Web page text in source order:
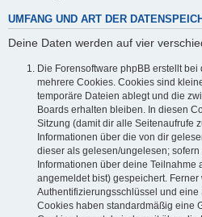
UMFANG UND ART DER
Deine Daten werden auf vier
Die Forensoftware phpBB erstellt
mehrere Cookies. Cookies sind
temporäre Dateien ablegt und die
Boards erhalten bleiben. In diesen
Sitzung (damit dir alle Seitenaufrufe
Informationen über die von dir
dieser als gelesen/ungelesen;
Informationen über deine Teilnahme
angemeldet bist) gespeichert.
Authentifizierungsschlüssel und
Cookies haben standardmäßig eine